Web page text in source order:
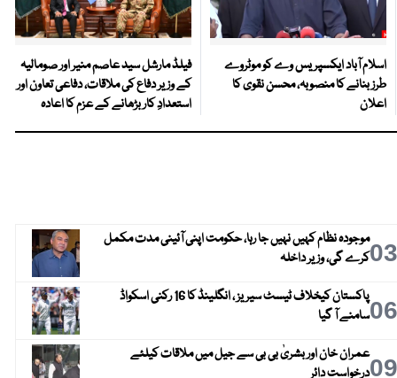
اسلام آباد ایکسپریس وے کو موٹروے
طرز بنانے کا منصوبہ، محسن نقوی کا
اعلان
فیلڈ مارشل سید عاصم منیر اور صومالیہ
کے وزیر دفاع کی ملاقات، دفاعی تعاون اور
استعدادِ کار بڑھانے کے عزم کا اعادہ
03موجودہ نظام کہیں نہیں جا رہا، حکومت اپنی آئینی مدت مکمل
کرے گی، وزیر داخلہ
06
پاکستان کیخلاف ٹیسٹ سیریز ، انگلینڈ کا 16 رکنی اسکواڈ
سامنے آ گیا
09عمران خان اور بشریٰ بی بی سے جیل میں ملاقات کیلئے
درخواست دائر